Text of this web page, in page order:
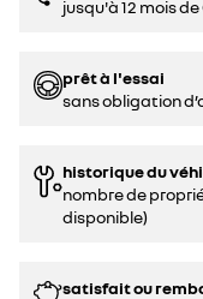
jusqu'à 12 mois
prêt à l'essai
sans obligation
historique du
nombre de
disponible)
satisfait ou